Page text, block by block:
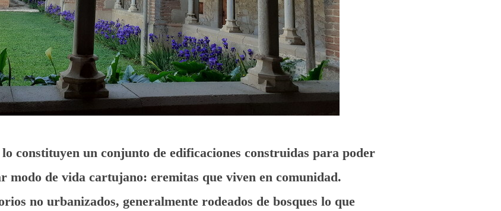
constituyen un conjunto de edificaciones construidas para poder
de vida cartujano: eremitas que viven en comunidad.
no urbanizados, generalmente rodeados de bosques lo que